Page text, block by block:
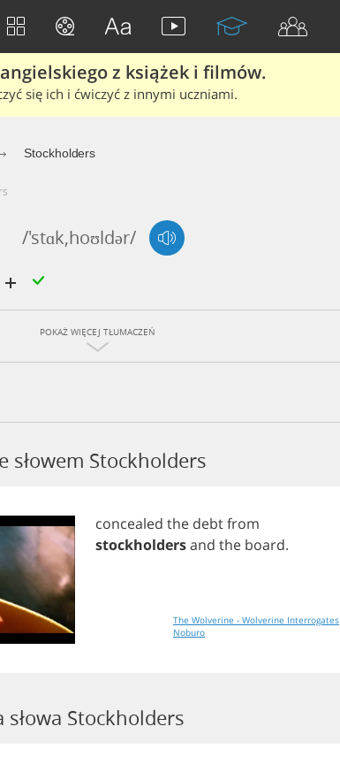
z książek i filmów.
się ich i ćwiczyć z innymi uczniami.
Stockholders
/'stɑk,hoʊldər/
POKAŻ WIĘCEJ TŁUMACZEŃ
słowem Stockholders
concealed the debtfrom
stockholdersand the board.
The Wolverine - Wolverine Interrogates
Noburo
Stockholders